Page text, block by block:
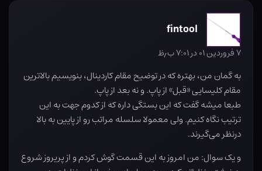
fintool
۷ فروردین ۰۱ در ۷:۰۱ ب٫ظ
به گمان من، بهتره که در توضیح مقام کاردینال، بنویسیم بالاترین
مقام کلیسایی «قبل» از پاپ. و نه بعد از پاپ.
طبعا میشه گفت که این بستگی داره که از کدوم جهت به این
ترتیب نگاه کنیم. ولی معمولا سلسله مراتب رو از پایین به بالا
درنظر می‌گیرند.
و یک سوال: من امروز به این قسمت گوش کردم و از پریروز شروع